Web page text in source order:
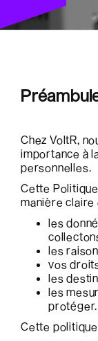
Chez VoltR,
importance à
personnelles.
Cette
manière
les
les
vos
les
les
protéger.
Cette